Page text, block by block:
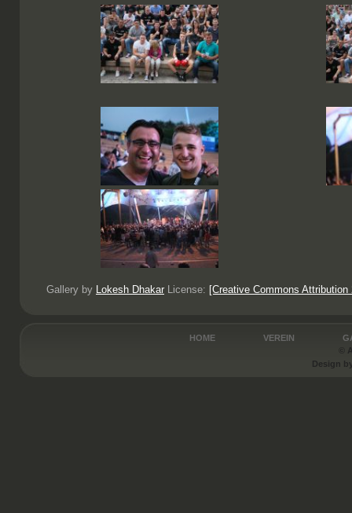
Gallery by Lokesh Dhakar License: [Creative Commons
HOME VEREIN
©
Design